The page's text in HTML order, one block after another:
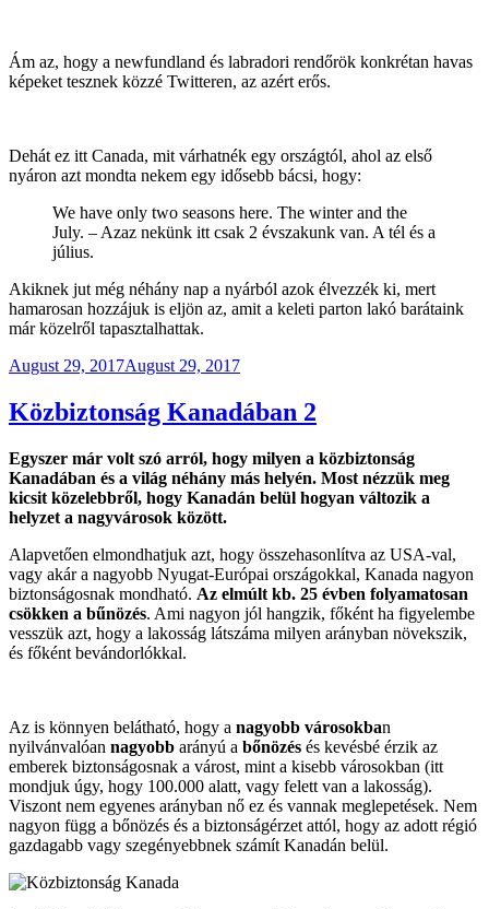
Ám az, hogy a newfundland és labradori rendőrök konkrétan havas
képeket tesznek közzé Twitteren, az azért erős.
Dehát ez itt Canada, mit várhatnék egy országtól, ahol az első
nyáron azt mondta nekem egy idősebb bácsi, hogy:
We have only two seasons here. The winter and the
July. – Azaz nekünk itt csak 2 évszakunk van. A tél és a
július.
Akiknek jut még néhány nap a nyárból azok élvezzék ki, mert
hamarosan hozzájuk is eljön az, amit a keleti parton lakó barátaink
már közelről tapasztalhattak.
Posted
August 29, 2017August 29, 2017
Közbiztonság Kanadában 2
Egyszer már volt szó arról, hogy milyen a közbiztonság
Kanadában és a világ néhány más helyén. Most nézzük meg
kicsit közelebbről, hogy Kanadán belül hogyan változik a
helyzet a nagyvárosok között.
Alapvetően elmondhatjuk azt, hogy összehasonlítva az USA-val,
vagy akár a nagyobb Nyugat-Európai országokkal, Kanada nagyon
biztonságosnak mondható. Az elmúlt kb. 25 évben folyamatosan
csökken a bűnözés. Ami nagyon jól hangzik, főként ha figyelembe
vesszük azt, hogy a lakosság látszáma milyen arányban növekszik,
és főként bevándorlókkal.
Az is könnyen belátható, hogy a nagyobb városokban
nyilvánvalóan nagyobb arányú a bőnözés és kevésbé érzik az
emberek biztonságosnak a várost, mint a kisebb városokban (itt
mondjuk úgy, hogy 100.000 alatt, vagy felett van a lakosság).
Viszont nem egyenes arányban nő ez és vannak meglepetések. Nem
nagyon függ a bőnözés és a biztonságérzet attól, hogy az adott régió
gazdagabb vagy szegényebbnek számít Kanadán belül.